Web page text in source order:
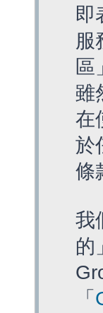
即
服
區
雖
在
於
條
我
的
「